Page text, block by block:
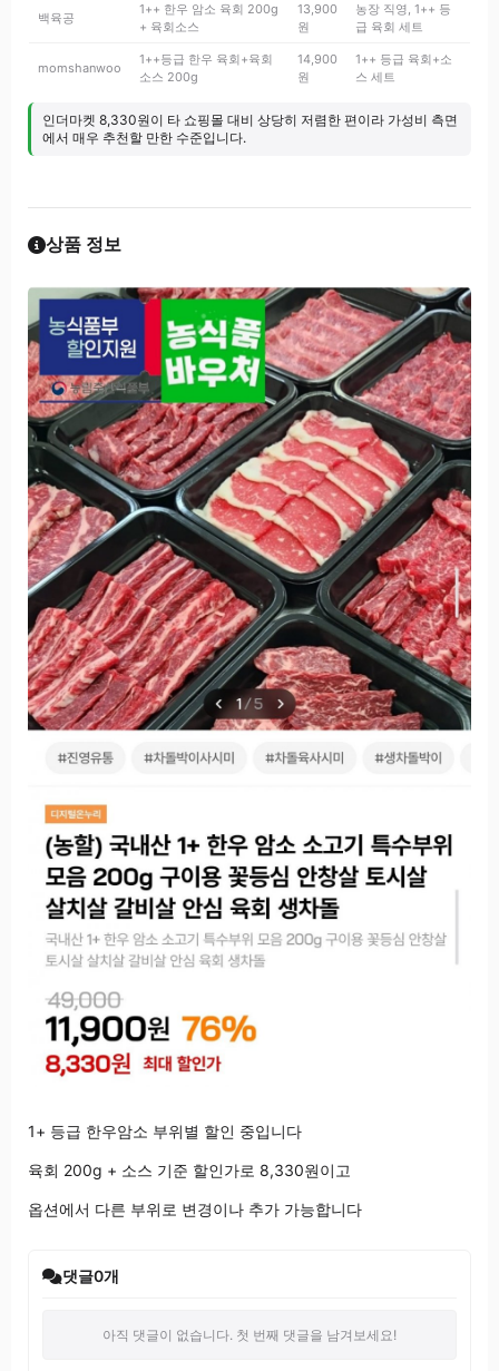
백육공
1++ 한우 암소 육회 200g
+ 육회소스
13,900
원
농장 직영, 1++ 등
급 육회 세트
momshanwoo
1++등급 한우 육회+육회
소스 200g
14,900
원
1++ 등급 육회+소
스 세트
인더마켓 8,330원이 타 쇼핑몰 대비 상당히 저렴한 편이라 가성비 측면
에서 매우 추천할 만한 수준입니다.
상품 정보
1+ 등급 한우암소 부위별 할인 중입니다
육회 200g + 소스 기준 할인가로 8,330원이고
옵션에서 다른 부위로 변경이나 추가 가능합니다
댓글0개
아직 댓글이 없습니다. 첫 번째 댓글을 남겨보세요!